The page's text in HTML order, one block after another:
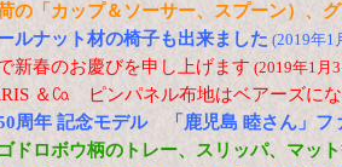
の「カップ＆ソーサー、スプーン）、
ルナット材の椅子も出来ました (2019年1
新春のお慶びを申し上げます (2019年1月
＆㏇ ピンパネル布地はベアーズに
周年 記念モデル 「鹿児島 睦さん」フ
ドロボウ柄のトレー、スリッパ、マッ